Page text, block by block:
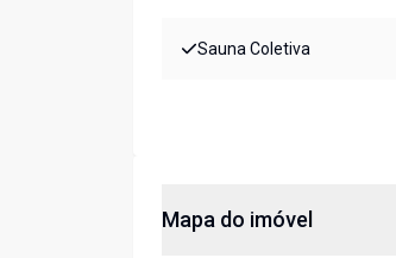
Sauna Coletiva
Mapa do imóvel